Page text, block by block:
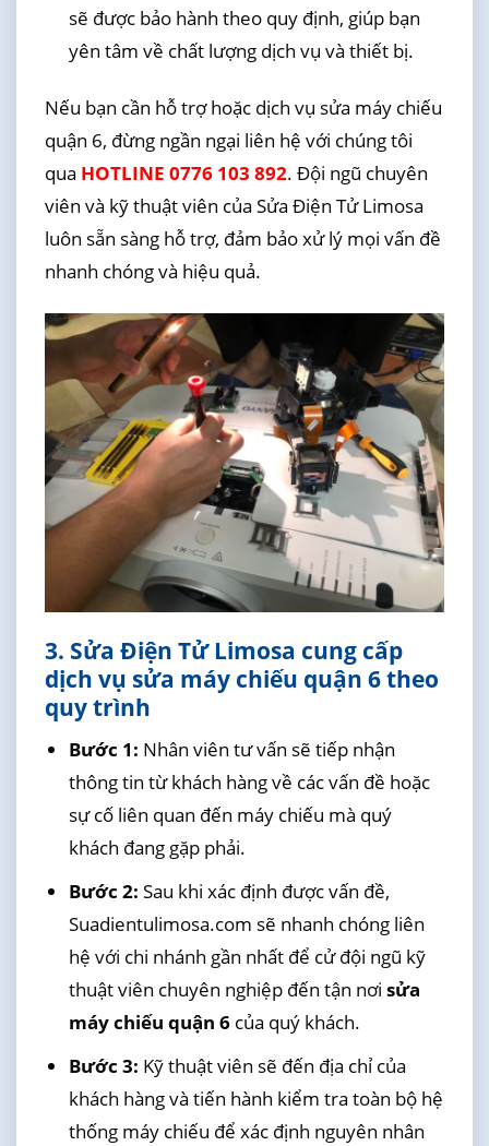
sẽ được bảo hành theo quy định, giúp bạn
yên tâm về chất lượng dịch vụ và thiết bị.
Nếu bạn cần hỗ trợ hoặc dịch vụ sửa máy chiếu
quận 6, đừng ngần ngại liên hệ với chúng tôi
qua HOTLINE 0776 103 892. Đội ngũ chuyên
viên và kỹ thuật viên của Sửa Điện Tử Limosa
luôn sẵn sàng hỗ trợ, đảm bảo xử lý mọi vấn đề
nhanh chóng và hiệu quả.
3. Sửa Điện Tử Limosa cung cấp
dịch vụ sửa máy chiếu quận 6 theo
quy trình
Bước 1: Nhân viên tư vấn sẽ tiếp nhận
thông tin từ khách hàng về các vấn đề hoặc
sự cố liên quan đến máy chiếu mà quý
khách đang gặp phải.
Bước 2: Sau khi xác định được vấn đề,
Suadientulimosa.com sẽ nhanh chóng liên
hệ với chi nhánh gần nhất để cử đội ngũ kỹ
thuật viên chuyên nghiệp đến tận nơi sửa
máy chiếu quận 6 của quý khách.
Bước 3: Kỹ thuật viên sẽ đến địa chỉ của
khách hàng và tiến hành kiểm tra toàn bộ hệ
thống máy chiếu để xác định nguyên nhân